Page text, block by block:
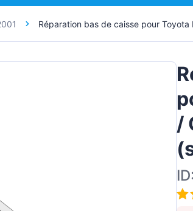
Votre
Produits chimiques
Réparation bas de caisse pour
/